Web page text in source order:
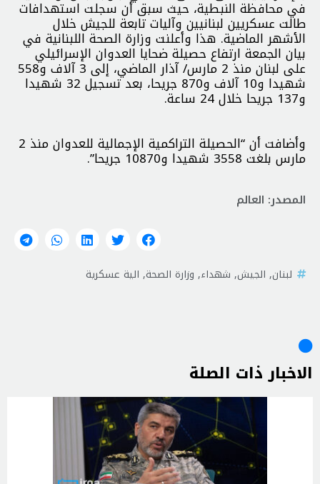
في محافظة النبطية، حيث سبق أن سجلت استهدافات
طالت عسكريين لبنانيين وآليات تابعة للجيش خلال
الأشهر الماضية. هذا وأعلنت وزارة الصحة اللبنانية في
بيان الجمعة ارتفاع حصيلة ضحايا العدوان الإسرائيلي
على لبنان منذ 2 مارس/ آذار الماضي، إلى 3 آلاف و558
شهيدا و10 آلاف و870 جريحا، بعد تسجيل 32 شهيدا
و137 جريحا خلال 24 ساعة.
وأضافت أن “الحصيلة التراكمية الإجمالية للعدوان منذ 2
مارس بلغت 3558 شهيدا و10870 جريحا”.
المصدر: العالم
لبنان, الجيش, شهداء, وزارة الصحة, الية عسكرية
الاخبار ذات الصلة